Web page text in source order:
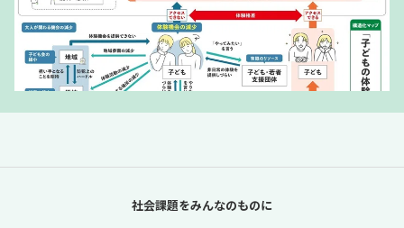
「夏休みの過ごし方は留守番」責任があるの
公開！】【ニュースに潜む社会課題をキャッ
社会課題をみんなのものに